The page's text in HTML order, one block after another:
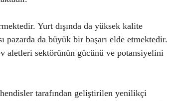
Yurt dışında da yüksek kalite
pazarda da büyük bir başarı elde etmektedir.
aletleri sektörünün gücünü ve potansiyelini
tarafından geliştirilen yenilikçi